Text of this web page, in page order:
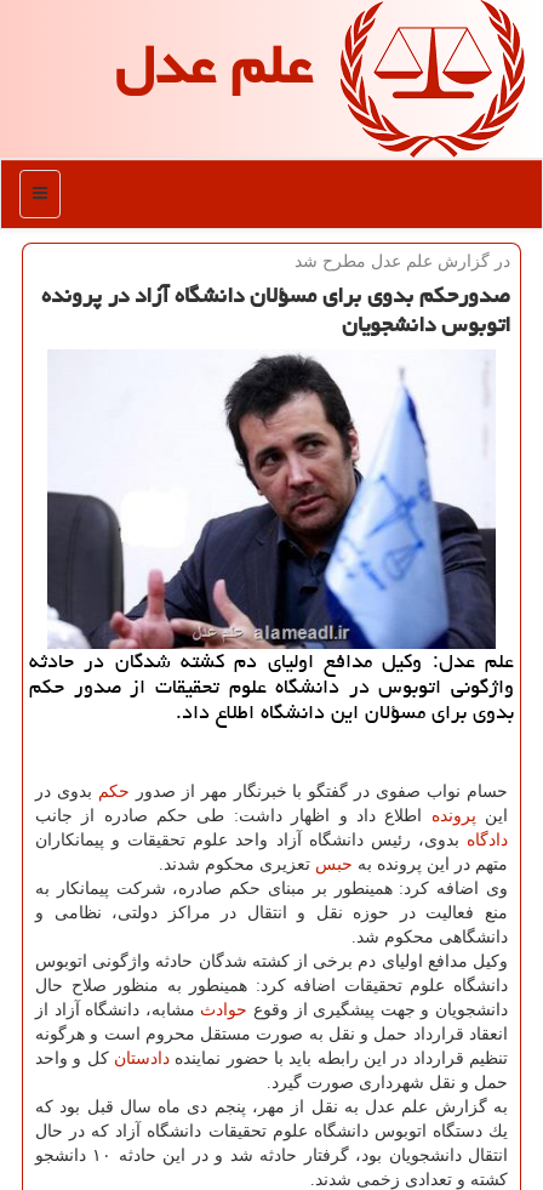
علم عدل
منو
در گزارش علم عدل مطرح شد
صدورحكم بدوی برای مسؤلان دانشگاه آزاد در پرونده
اتوبوس دانشجویان
علم عدل: وكیل مدافع اولیای دم كشته شدگان در حادثه
واژگونی اتوبوس در دانشگاه علوم تحقیقات از صدور حكم
بدوی برای مسؤلان این دانشگاه اطلاع داد.
حسام نواب صفوی در گفتگو با خبرنگار مهر از صدور حكم بدوی در
این پرونده اطلاع داد و اظهار داشت: طی حكم صادره از جانب
دادگاه بدوی، رئیس دانشگاه آزاد واحد علوم تحقیقات و پیمانكاران
متهم در این پرونده به حبس تعزیری محكوم شدند.
وی اضافه كرد: همینطور بر مبنای حكم صادره، شركت پیمانكار به
منع فعالیت در حوزه نقل و انتقال در مراكز دولتی، نظامی و
دانشگاهی محكوم شد.
وكیل مدافع اولیای دم برخی از كشته شدگان حادثه واژگونی اتوبوس
دانشگاه علوم تحقیقات اضافه كرد: همینطور به منظور صلاح حال
دانشجویان و جهت پیشگیری از وقوع حوادث مشابه، دانشگاه آزاد از
انعقاد قرارداد حمل و نقل به صورت مستقل محروم است و هرگونه
تنظیم قرارداد در این رابطه باید با حضور نماینده دادستان كل و واحد
حمل و نقل شهرداری صورت گیرد.
به گزارش علم عدل به نقل از مهر، پنجم دی ماه سال قبل بود كه
یك دستگاه اتوبوس دانشگاه علوم تحقیقات دانشگاه آزاد كه در حال
انتقال دانشجویان بود، گرفتار حادثه شد و در این حادثه ۱۰ دانشجو
كشته و تعدادی زخمی شدند.